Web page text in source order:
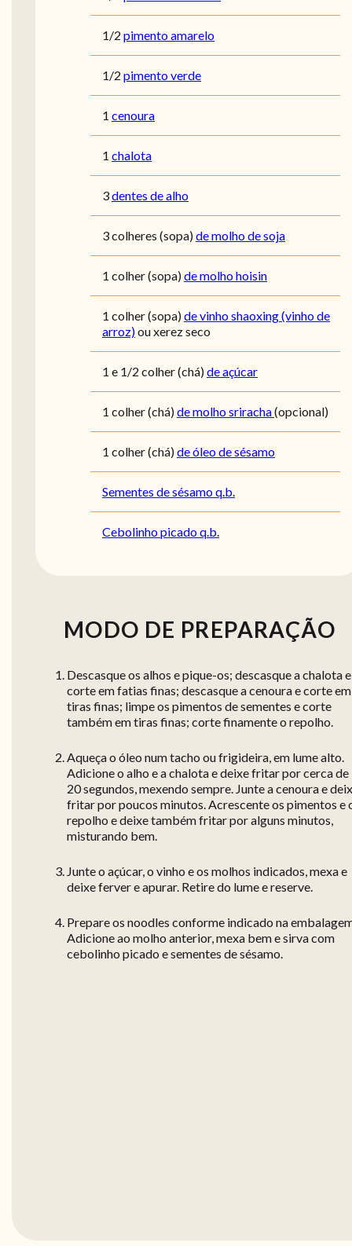
1/2 pimento amarelo
1/2 pimento verde
1 cenoura
1 chalota
3dentes de alho
3colheres (sopa)de molho de soja
1 colher (sopa)de molho hoisin
1 colher (sopa)de vinho shaoxing (vinho de
arroz)ou xerez seco
1 e 1/2 colher (chá)de açúcar
1 colher (chá)de molho sriracha(opcional)
1 colher (chá)de óleo de sésamo
Sementes de sésamo q.b.
Cebolinho picado q.b.
MODO DE PREPARAÇÃO
Descasque os alhos e pique-os; descasque a chalota e
corte em fatias finas; descasque a cenoura e corte em
tiras finas; limpe os pimentos de sementes e corte
também em tiras finas; corte finamente o repolho.
Aqueça o óleo num tacho ou frigideira, em lume alto.
Adicione o alho e a chalota e deixe fritar por cerca de
20 segundos, mexendo sempre. Junte a cenoura e
fritar por poucos minutos. Acrescente os pimentos e
repolho e deixe também fritar por alguns minutos,
misturando bem.
Junte o açúcar, o vinho e os molhos indicados, mexa e
deixe ferver e apurar. Retire do lume e reserve.
Prepare os noodles conforme indicado na
Adicione ao molho anterior, mexa bem e sirva com
cebolinho picado e sementes de sésamo.